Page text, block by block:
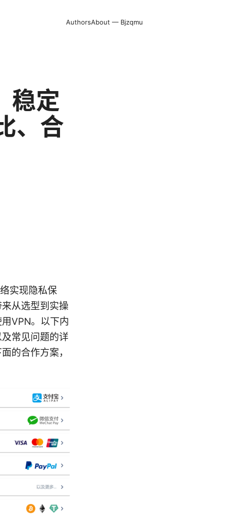
AuthorsAbout — Bjzqmu
稳定
、合
实现隐私保
从选型到实操
VPN。以下内
常见问题的详
的合作方案，